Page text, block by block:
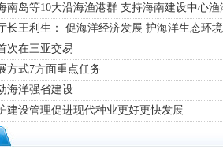
南岛等10大沿海渔港群 支持海南建设中心渔
长王利生： 促海洋经济发展 护海洋生态环
次在三亚交易
方式7方面重点任务
海洋强省建设
建设管理促进现代种业更好更快发展